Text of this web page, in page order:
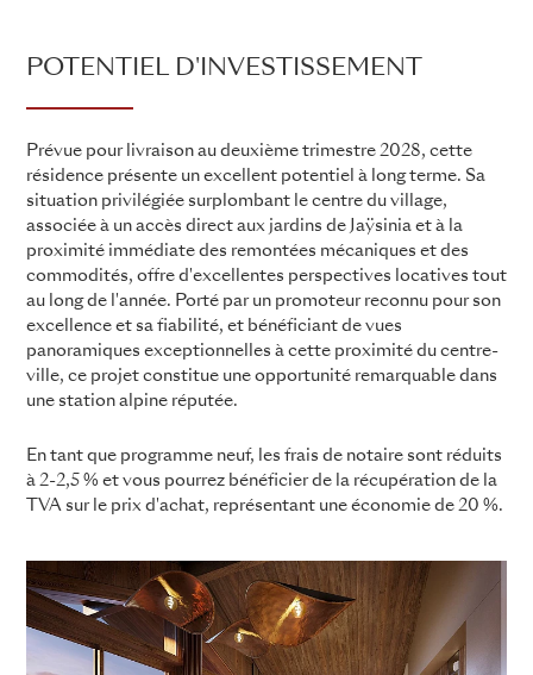
POTENTIEL D'INVESTISSEMENT
Prévue pour livraison au deuxième trimestre 2028, cette
résidence présente un excellent potentiel à long terme. Sa
situation privilégiée surplombant le centre du village,
associée à un accès direct aux jardins de Jaÿsinia et à la
proximité immédiate des remontées mécaniques et des
commodités, offre d'excellentes perspectives locatives tout
au long de l'année. Porté par un promoteur reconnu pour son
excellence et sa fiabilité, et bénéficiant de vues
panoramiques exceptionnelles à cette proximité du centre-
ville, ce projet constitue une opportunité remarquable dans
une station alpine réputée.
En tant que programme neuf, les frais de notaire sont réduits
à 2-2,5 % et vous pourrez bénéficier de la récupération de la
TVA sur le prix d'achat, représentant une économie de 20 %.